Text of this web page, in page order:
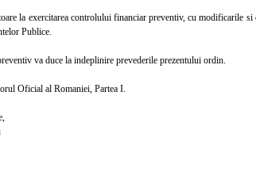
la exercitarea controlului financiar preventiv, cu modificarile
Publice.
va duce la indeplinire prevederile prezentului ordin.
Oficial al Romaniei, Partea I.